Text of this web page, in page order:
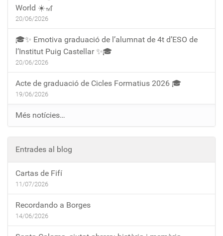
World ☀️🎢
20/06/2026
🎓✨ Emotiva graduació de l’alumnat de 4t d’ESO de
l’Institut Puig Castellar ✨🎓
20/06/2026
Acte de graduació de Cicles Formatius 2026 🎓
19/06/2026
Més notícies…
Entrades al blog
Cartas de Fifí
11/07/2026
Recordando a Borges
14/06/2026